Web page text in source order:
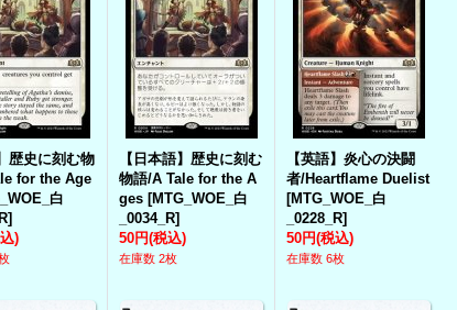
歴史に刻む物
for the Age
白
]
)
【日本語】歴史に刻む
物語/A Tale for the A
ges [MTG_WOE_白
_0034_R]
50円(税込)
在庫数 2枚
【英語】炎心の決闘
者/Heartflame Duelist
[MTG_WOE_白
_0228_R]
50円(税込)
在庫数 6枚